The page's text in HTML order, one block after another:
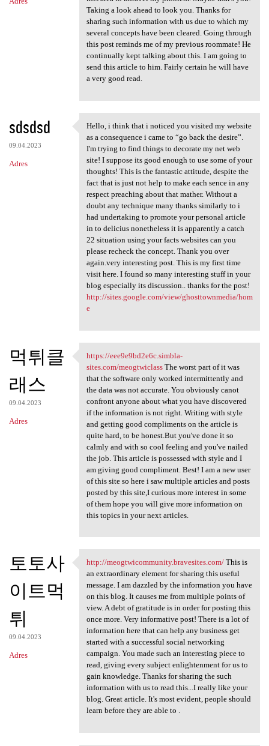
Taking a look ahead to look you. Thanks for
sharing such information with us due to which my
several concepts have been cleared. Going through
this post reminds me of my previous roommate! He
continually kept talking about this. I am going to
send this article to him. Fairly certain he will have
a very good read.
sdsdsd
09.04.2023
Adres
Hello, i think that i noticed
Hello, i think that i noticed you visited my website
as a consequence i came to “go back the desire”.
I'm trying to find things to decorate my net web
site! I suppose its good enough to use some of your
thoughts! This is the fantastic attitude, despite the
fact that is just not help to make each sence in any
respect preaching about that mather. Without a
doubt any technique many thanks similarly to i
had undertaking to promote your personal article
in to delicius nonetheless it is apparently a catch
22 situation using your facts websites can you
please recheck the concept. Thank you over
again.very interesting post. This is my first time
visit here. I found so many interesting stuff in your
blog especially its discussion.. thanks for the post!
http://sites.google.com/view/ghosttownmedia/hom
e
먹튀클
래스
09.04.2023
Adres
https://eee9e9bd2e6c.simbla
https://eee9e9bd2e6c.simbla-
sites.com/meogtwiclassThe worst part of it was
that the software only worked intermittently and
the data was not accurate. You obviously canot
confront anyone about what you have discovered
if the information is not right. Writing with style
and getting good compliments on the article is
quite hard, to be honest.But you've done it so
calmly and with so cool feeling and you've nailed
the job. This article is possessed with style and I
am giving good compliment. Best! I am a new user
of this site so here i saw multiple articles and posts
posted by this site,I curious more interest in some
of them hope you will give more information on
this topics in your next articles.
토토사
이트먹
튀
09.04.2023
Adres
http://meogtwicommunity
http://meogtwicommunity.bravesites.com/This is
an extraordinary element for sharing this useful
message. I am dazzled by the information you have
on this blog. It causes me from multiple points of
view. A debt of gratitude is in order for posting this
once more. Very informative post! There is a lot of
information here that can help any business get
started with a successful social networking
campaign. You made such an interesting piece to
read, giving every subject enlightenment for us to
gain knowledge. Thanks for sharing the such
information with us to read this...I really like your
blog. Great article. It's most evident, people should
learn before they are able to .